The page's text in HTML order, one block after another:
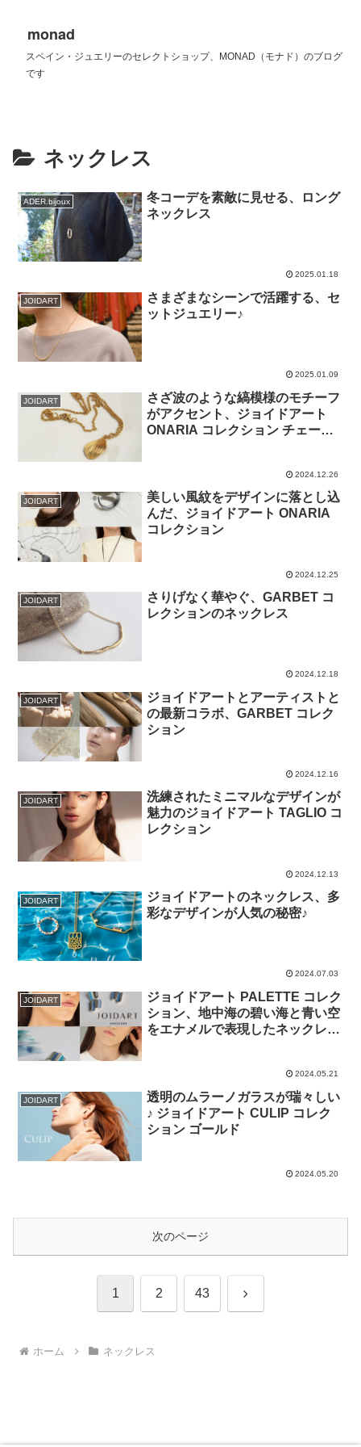
monad
スペイン・ジュエリーのセレクトショップ、MONAD（モナド）のブログ
です
ネックレス
ADER.bijoux
冬コーデを素敵に見せる、ロング
ネックレス
2025.01.18
JOIDART
さまざまなシーンで活躍する、セ
ットジュエリー♪
2025.01.09
JOIDART
さざ波のような縞模様のモチーフ
がアクセント、ジョイドアート
ONARIA コレクション チェーン
2024.12.26
JOIDART
美しい風紋をデザインに落とし込
んだ、ジョイドアート ONARIA
コレクション
2024.12.25
JOIDART
さりげなく華やぐ、GARBET コ
レクションのネックレス
2024.12.18
JOIDART
ジョイドアートとアーティストと
の最新コラボ、GARBET コレク
ション
2024.12.16
JOIDART
洗練されたミニマルなデザインが
魅力のジョイドアート TAGLIO コ
レクション
2024.12.13
JOIDART
ジョイドアートのネックレス、多
彩なデザインが人気の秘密♪
2024.07.03
JOIDART
ジョイドアート PALETTE コレク
ション、地中海の碧い海と青い空
をエナメルで表現したネックレス
2024.05.21
JOIDART
透明のムラーノガラスが瑞々しい
♪ ジョイドアート CULIP コレク
ション ゴールド
2024.05.20
次のページ
1 2 43 次
ホーム ネックレス